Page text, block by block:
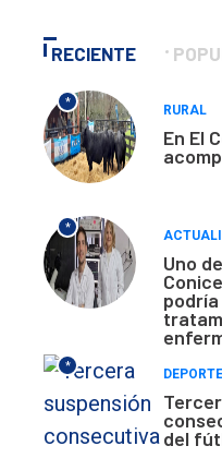
RECIENTE
*
RURAL
En El
*
Uno
*
del